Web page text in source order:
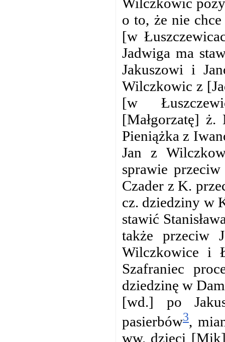
o to, że nie
[w
Jadwiga ma
Jakuszowi i
Wilczkowic z
[w
[Małgorzatę]
Pieniążka z
Jan z
sprawie
Czader z K.
cz. dziedziny w
stawić
także przeciw
Wilczkowice i
Szafraniec
dziedzinę w
[wd.] po
pasierbów3,
ww. dzieci